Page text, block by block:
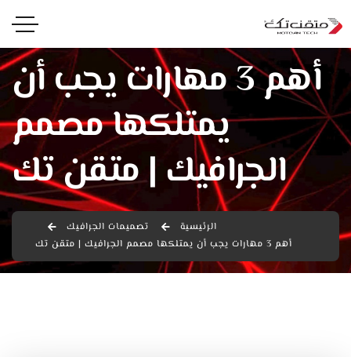
أهم 3 مهارات يجب أن
يمتلكها مصمم
الجرافيك | متقن تك
الرئيسية
تصميمات الجرافيك
أهم 3 مهارات يجب أن يمتلكها مصمم الجرافيك | متقن تك